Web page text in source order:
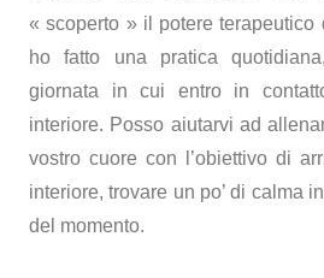
« scoperto » il potere terapeutico
ho fatto una pratica
giornata in cui entro in
interiore. Posso aiutarvi ad
vostro cuore con l’obiettivo di
interiore, trovare un po’ di calma
del momento.